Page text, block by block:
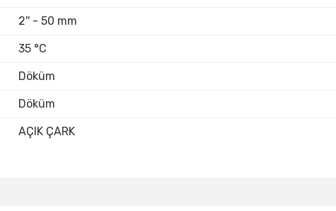
2'' - 50 mm
35 °C
Döküm
Döküm
AÇIK ÇARK